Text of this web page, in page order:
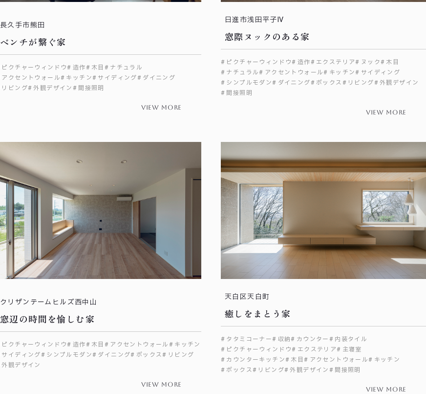
長久手市熊田
ベンチが繋ぐ家
ピクチャーウィンドウ 造作 木目
ナチュラル
アクセントウォール
キッチン サイディング
ダイニング
リビング
外観デザイン 間接照明
view more
日進市浅田平子Ⅳ
窓際ヌックのある家
ピクチャーウィンドウ 造作 エクステリア ヌック
木目
ナチュラル
アクセントウォール キッチン
サイディング
シンプルモダン
ダイニング ボックス リビング
外観デザイン
間接照明
view more
クリザンテームヒルズ西中山
窓辺の時間を愉しむ家
ピクチャーウィンドウ 造作 木目 アクセントウォール
キッチン
サイディング
シンプルモダン ダイニング ボックス
リビング
外観デザイン
view more
天白区天白町
癒しをまとう家
タタミコーナー 収納 カウンター
内装タイル
ピクチャーウィンドウ
エクステリア
主寝室
カウンターキッチン
木目 アクセントウォール
キッチン
ボックス
リビング 外観デザイン 間接照明
view more